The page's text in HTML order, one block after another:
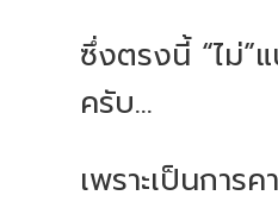
ซึ่งตรงนี้ “ไม่”
ครับ...
เพราะเป็นการ